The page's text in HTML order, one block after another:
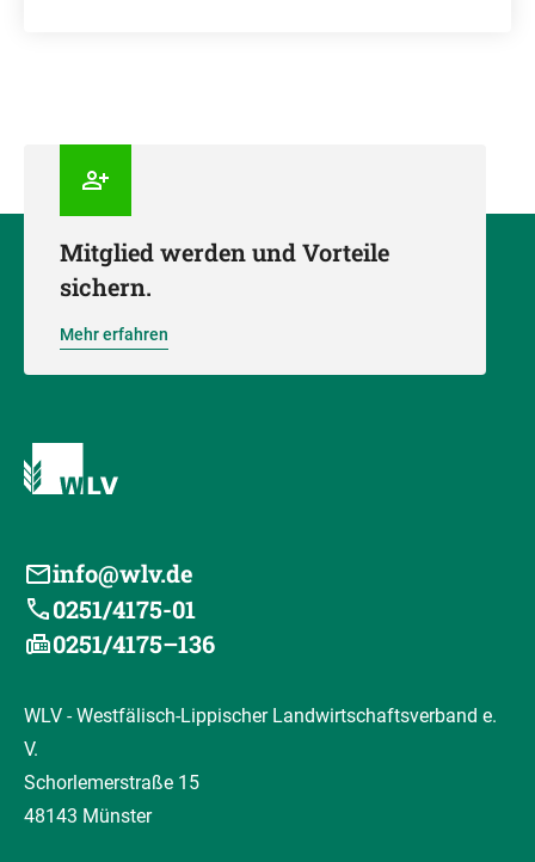
Mitglied werden und Vorteile
sichern.
Mehr erfahren
info@wlv.de
0251/4175-01
0251/4175–136
WLV - Westfälisch-Lippischer Landwirtschaftsverband e.
V.
Schorlemerstraße 15
48143 Münster